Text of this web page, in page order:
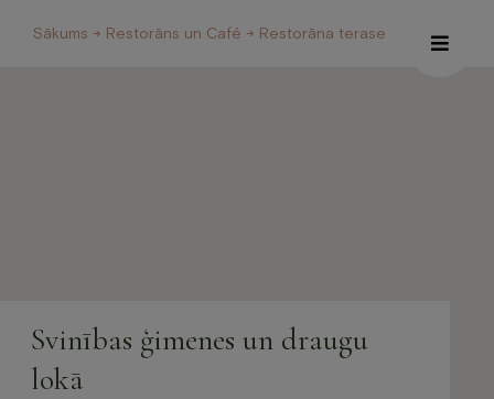
Spa
Sākums → Restorāns un Café → Restorāna terase
Svinības ģimenes un draugu
lokā